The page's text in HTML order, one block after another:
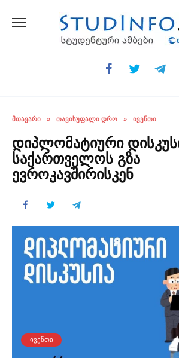
ᲛᲗᲐᲕᲐᲠᲘ » ᲗᲐᲕᲘᲡᲣᲤᲐᲚᲘ ᲓᲠᲝ » ᲘᲕᲔᲜᲗᲘ
დიპლომატიური
საქართველოს გზა
ევროკავშირისკენ
ᲘᲕᲔᲜᲗᲘ